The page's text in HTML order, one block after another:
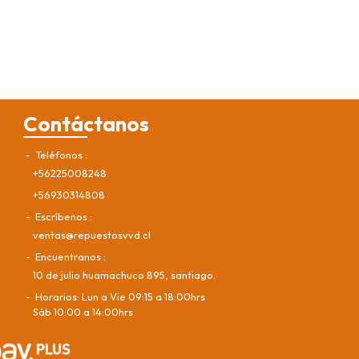
Contáctanos
Teléfonos
+56225008248
+56930314808
Escríbenos
ventas@repuestosvvd.cl
Encuentranos
10 de julio huamachuco 895, santiago.
Horarios: Lun a Vie 09:15 a 18:00hrs
Sáb 10:00 a 14:00hrs